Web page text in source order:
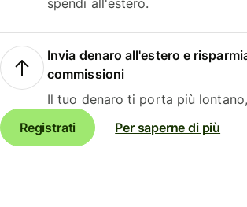
spendi all'estero.
Invia denaro all'estero e
commissioni
Il tuo denaro ti porta più
Registrati
Per saperne di più